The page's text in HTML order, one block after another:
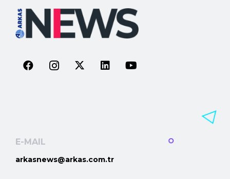
E-MAIL
arkasnews@arkas.com.tr